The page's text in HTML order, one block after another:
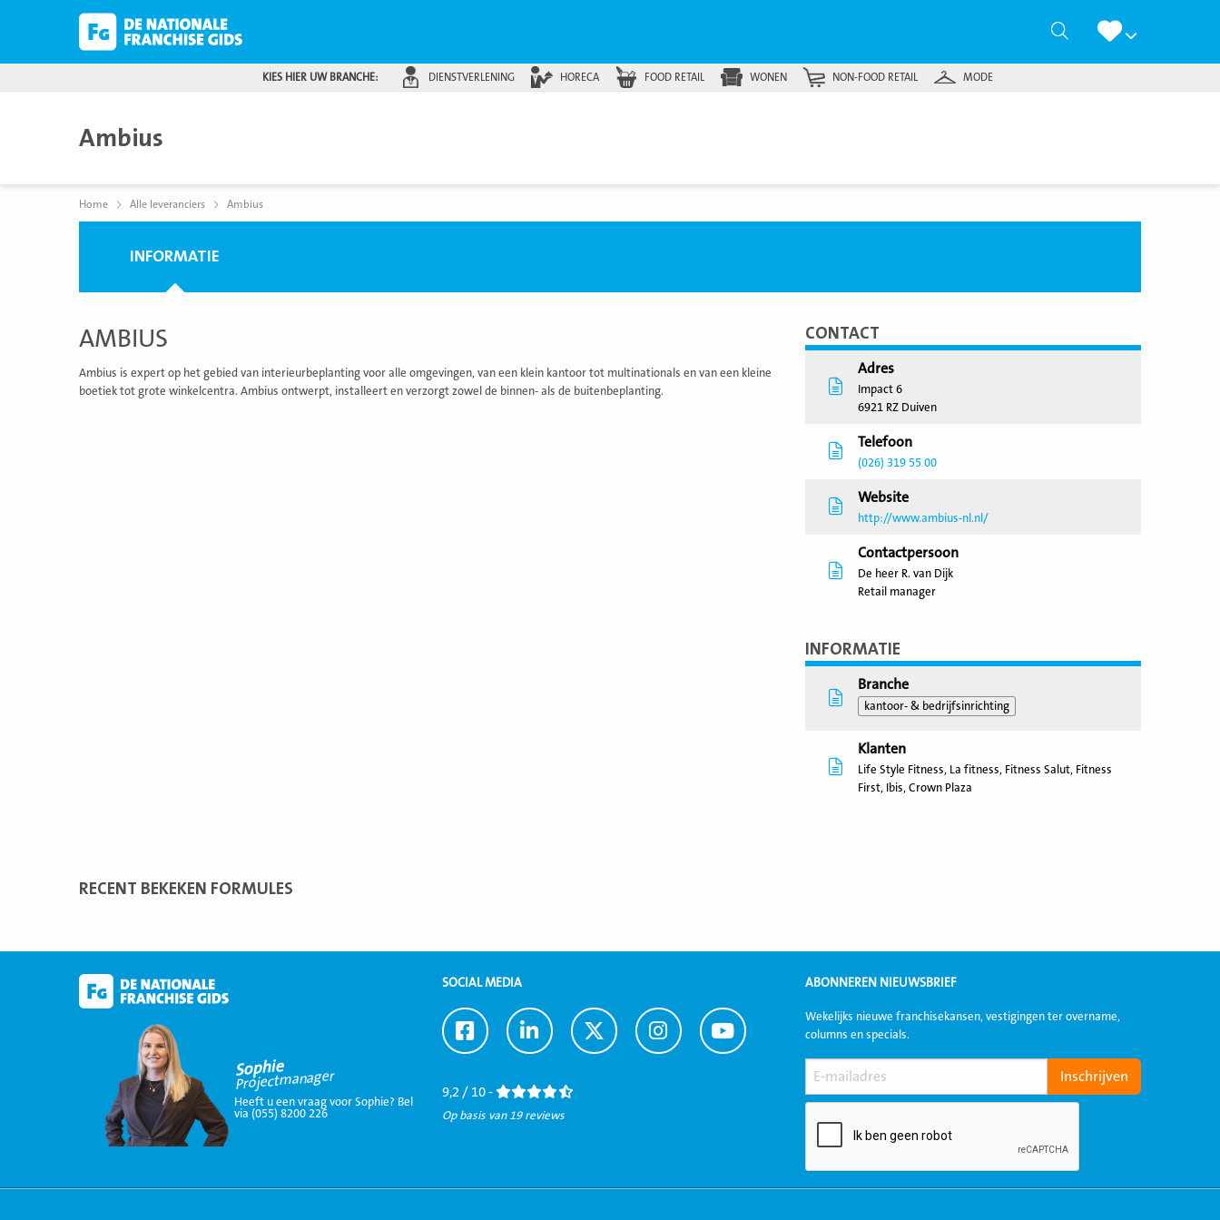
Zoeken
KIES HIER UW BRANCHE: DIENSTVERLENING HORECA FOOD RETAIL WONEN NON-FOOD RETAIL MODE
Ambius
Home Alle leveranciers Ambius
INFORMATIE
AMBIUS
Ambius is expert op het gebied van interieurbeplanting voor alle omgevingen, van een klein kantoor tot multinationals en van een kleine
boetiek tot grote winkelcentra. Ambius ontwerpt, installeert en verzorgt zowel de binnen- als de buitenbeplanting.
CONTACT
Adres
Impact 6
6921 RZ Duiven
Telefoon
(026) 319 55 00
Website
http://www.ambius-nl.nl/
Contactpersoon
De heer R. van Dijk
Retail manager
INFORMATIE
Branche
kantoor- & bedrijfsinrichting
Klanten
Life Style Fitness, La fitness, Fitness Salut, Fitness
First, Ibis, Crown Plaza
RECENT BEKEKEN FORMULES
Sophie
Projectmanager
Heeft u een vraag voor Sophie? Bel
via (055) 8200 226
SOCIAL MEDIA
Ga
naar
Ga
naar
Ga
naar
Ga
naar
Ga
naar
9,2 / 10 -
Op basis van 19 reviews
ABONNEREN NIEUWSBRIEF
Wekelijks nieuwe franchisekansen, vestigingen ter overname,
columns en specials.